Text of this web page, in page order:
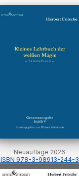
Neuauflage 2026
ISBN 978-3-98913-244-3